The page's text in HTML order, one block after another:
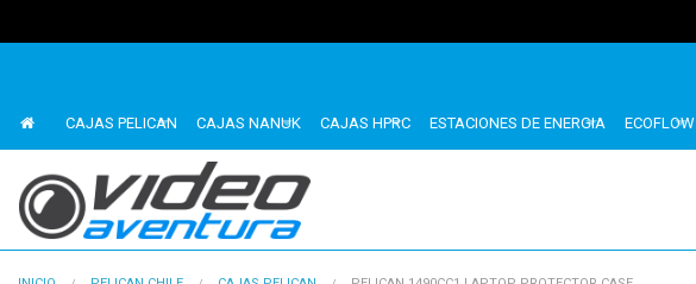
CAJAS PELICAN CAJAS NANUK CAJAS HPRC ESTACIONES DE ENERGIA ECOFLOW